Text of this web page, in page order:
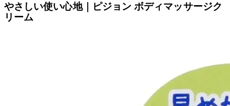
やさしい使い心地｜ピジョン ボディマッサージク
リーム